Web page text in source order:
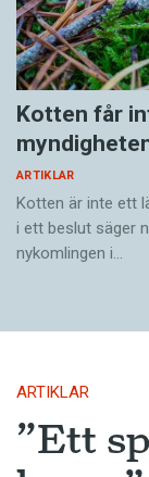
Kotten får
ARTIKLAR
Kotten är inte ett
i ett beslut säger
nykomlingen i…
ARTIKLAR
”Ett